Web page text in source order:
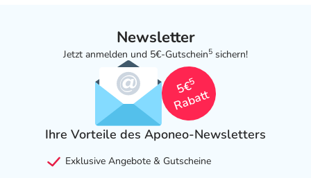
Newsletter
Jetzt anmelden und 5€-Gutschein5 sichern!
5€
5
Rabatt
Ihre Vorteile des Aponeo-Newsletters
Exklusive Angebote & Gutscheine